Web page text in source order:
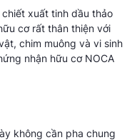
xuất tinh dầu thảo
cơ rất thân thiện với
chim muông và vi sinh
nhận hữu cơ NOCA
không cần pha chung